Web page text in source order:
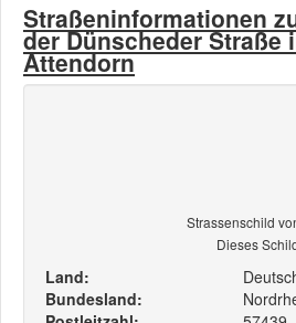
Straßeninformationen
der Dünscheder Straße
Attendorn
Strassenschild
Dieses
Land:
Bundesland: